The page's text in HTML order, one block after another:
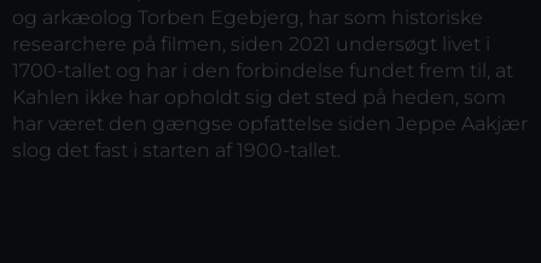
og arkæolog Torben Egebjerg, har som historiske
researchere på filmen, siden 2021 undersøgt livet i
1700-tallet og har i den forbindelse fundet frem til, at
Kahlen ikke har opholdt sig det sted på heden, som
har været den gængse opfattelse siden Jeppe Aakjær
slog det fast i starten af 1900-tallet.